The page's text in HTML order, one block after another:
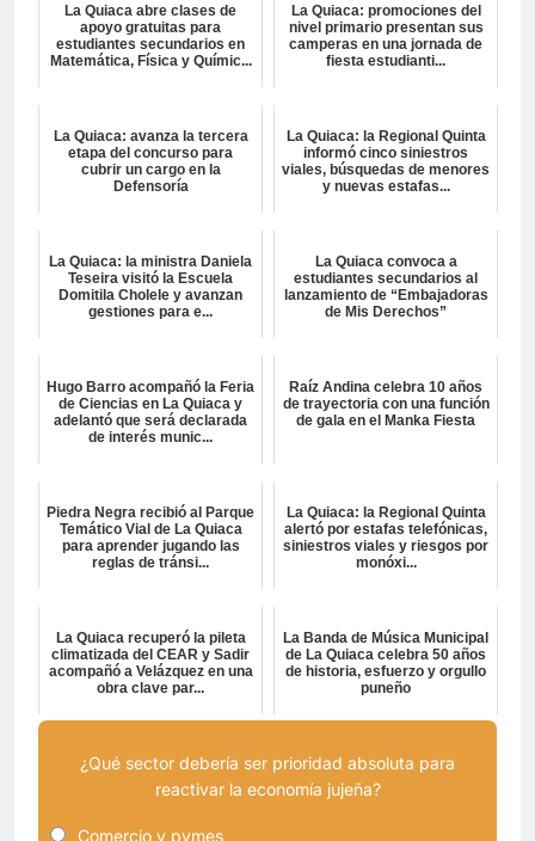
La Quiaca abre clases de
apoyo gratuitas para
estudiantes secundarios en
Matemática, Física y Químic...
La Quiaca: promociones del
nivel primario presentan sus
camperas en una jornada de
fiesta estudianti...
La Quiaca: avanza la tercera
etapa del concurso para
cubrir un cargo en la
Defensoría
La Quiaca: la Regional Quinta
informó cinco siniestros
viales, búsquedas de menores
y nuevas estafas...
La Quiaca: la ministra Daniela
Teseira visitó la Escuela
Domitila Cholele y avanzan
gestiones para e...
La Quiaca convoca a
estudiantes secundarios al
lanzamiento de “Embajadoras
de Mis Derechos”
Hugo Barro acompañó la Feria
de Ciencias en La Quiaca y
adelantó que será declarada
de interés munic...
Raíz Andina celebra 10 años
de trayectoria con una función
de gala en el Manka Fiesta
Piedra Negra recibió al Parque
Temático Vial de La Quiaca
para aprender jugando las
reglas de tránsi...
La Quiaca: la Regional Quinta
alertó por estafas telefónicas,
siniestros viales y riesgos por
monóxi...
La Quiaca recuperó la pileta
climatizada del CEAR y Sadir
acompañó a Velázquez en una
obra clave par...
La Banda de Música Municipal
de La Quiaca celebra 50 años
de historia, esfuerzo y orgullo
puneño
¿Qué sector debería ser prioridad absoluta para
reactivar la economía jujeña?
Comercio y pymes